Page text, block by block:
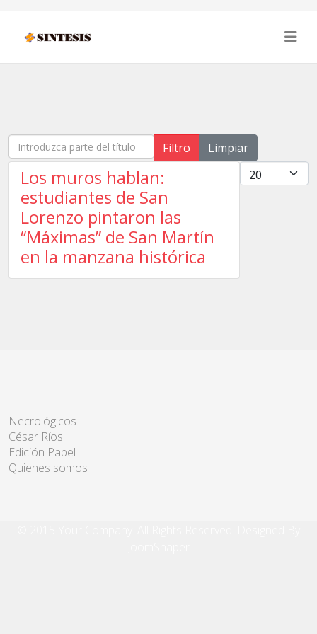
Introduzca parte del título Filtro
Limpiar
Cantidad
Los muros hablan:
estudiantes de San
Lorenzo pintaron las
“Máximas” de San Martín
en la manzana histórica
Necrológicos
César Ríos
Edición Papel
Quienes somos